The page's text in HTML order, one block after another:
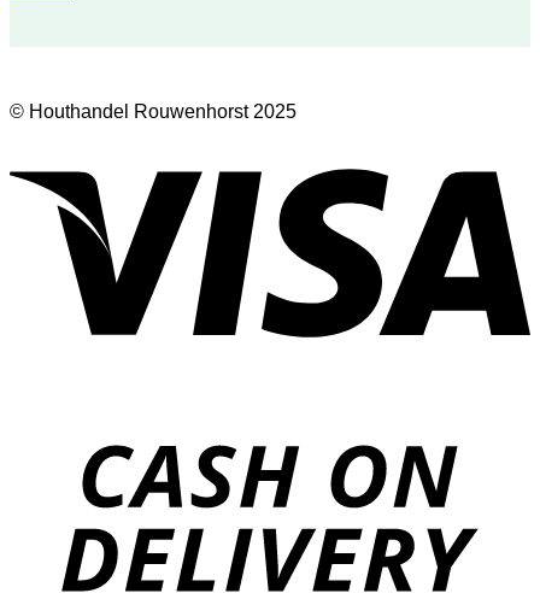
© Houthandel Rouwenhorst 2025